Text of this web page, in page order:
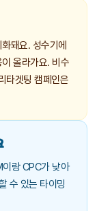
돼요. 성수기에
올라가요. 비수
타겟팅 캠페인은
랑 CPC가 낮아
수 있는 타이밍